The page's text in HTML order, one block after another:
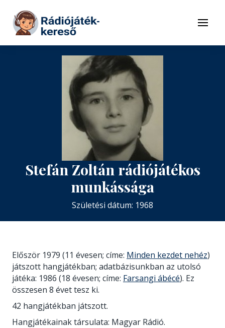
Tovább a tartalomhoz
Menü
Stefán Zoltán rádiójátékos
munkássága
Születési dátum: 1968
Először 1979 (11 évesen; címe: Minden kezdet nehéz)
játszott hangjátékban; adatbázisunkban az utolsó
játéka: 1986 (18 évesen; címe: Farsangi ábécé). Ez
összesen 8 évet tesz ki.
42 hangjátékban játszott.
Hangjátékainak társulata: Magyar Rádió.